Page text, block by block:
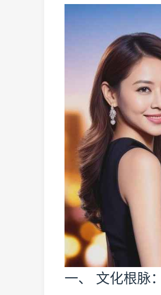
一、 文化根脉